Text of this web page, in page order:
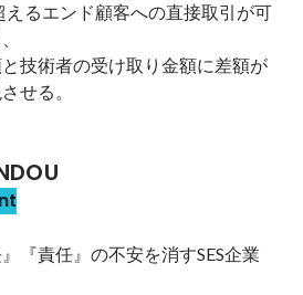
えるエンド顧客への直接取引が可
技術者の受け取り金額に差額が
せる。
』『責任』の不安を消すSES企業